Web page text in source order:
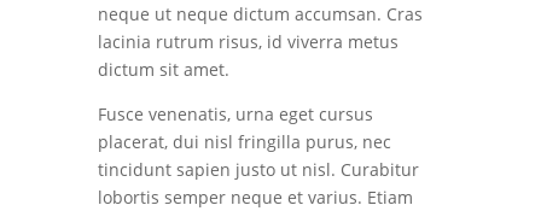
neque ut neque dictum accumsan. Cras
lacinia rutrum risus, id viverra metus
dictum sit amet.
Fusce venenatis, urna eget cursus
placerat, dui nisl fringilla purus, nec
tincidunt sapien justo ut nisl. Curabitur
lobortis semper neque et varius. Etiam